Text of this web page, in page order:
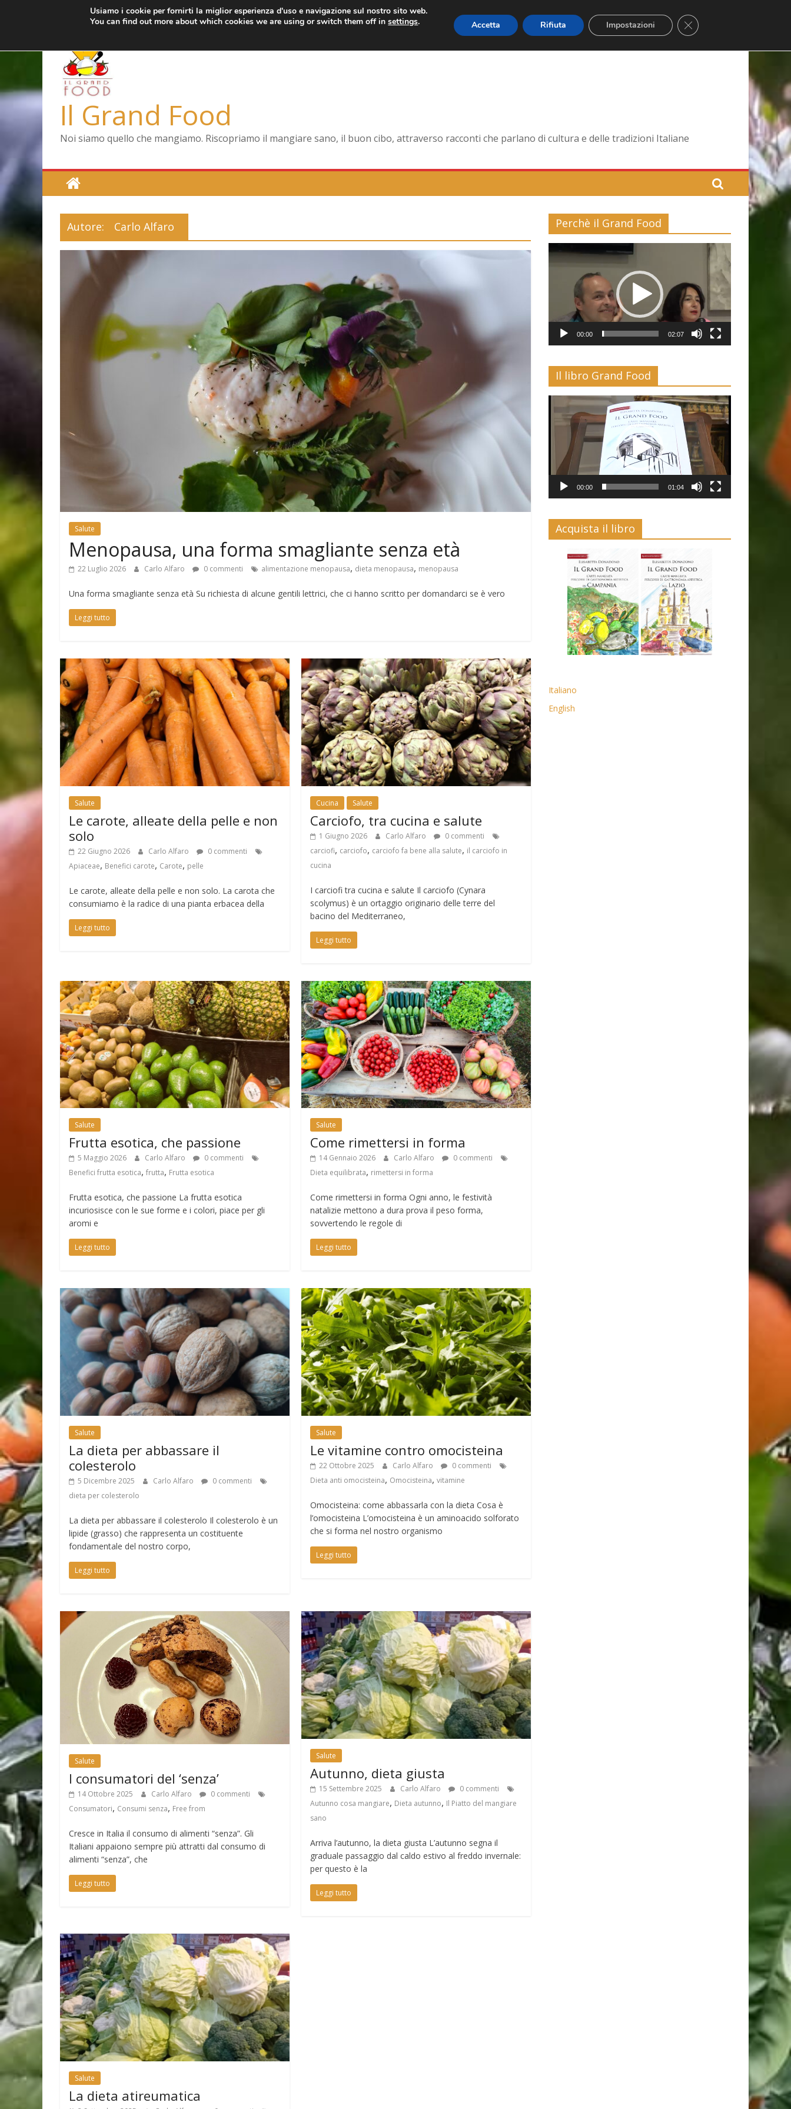
mercoledì, Agosto 5, 2026 Ultimo: Pizza a Corte
Menopausa, una forma smagliante senza età
Il Grand Food
Noi siamo quello che mangiamo. Riscopriamo il mangiare sano, il buon cibo, attraverso racconti che parlano di cultura e delle tradizioni Italiane
Autore: Carlo Alfaro
Salute
Menopausa, una forma smagliante senza età
22 Luglio 2026 Carlo Alfaro 0 commenti alimentazione menopausa, dieta menopausa, menopausa
Una forma smagliante senza età Su richiesta di alcune gentili lettrici, che ci hanno scritto per domandarci se è vero
Leggi tutto
Salute
Le carote, alleate della pelle e non
solo
22 Giugno 2026 Carlo Alfaro
0 commenti
Apiaceae, Benefici carote, Carote, pelle
Le carote, alleate della pelle e non solo. La carota che
consumiamo è la radice di una pianta erbacea della
Leggi tutto
Cucina Salute
Carciofo, tra cucina e salute
1 Giugno 2026 Carlo Alfaro
0 commenti
carciofi, carciofo, carciofo fa bene alla salute, il carciofo in
cucina
I carciofi tra cucina e salute Il carciofo (Cynara
scolymus) è un ortaggio originario delle terre del
bacino del Mediterraneo,
Leggi tutto
Salute
Frutta esotica, che passione
5 Maggio 2026 Carlo Alfaro
0 commenti
Benefici frutta esotica, frutta, Frutta esotica
Frutta esotica, che passione La frutta esotica
incuriosisce con le sue forme e i colori, piace per gli
aromi e
Leggi tutto
Salute
Come rimettersi in forma
14 Gennaio 2026 Carlo Alfaro
0 commenti
Dieta equilibrata, rimettersi in forma
Come rimettersi in forma Ogni anno, le festività
natalizie mettono a dura prova il peso forma,
sovvertendo le regole di
Leggi tutto
Salute
La dieta per abbassare il
colesterolo
5 Dicembre 2025 Carlo Alfaro
0 commenti
dieta per colesterolo
La dieta per abbassare il colesterolo Il colesterolo è un
lipide (grasso) che rappresenta un costituente
fondamentale del nostro corpo,
Leggi tutto
Salute
Le vitamine contro omocisteina
22 Ottobre 2025 Carlo Alfaro
0 commenti
Dieta anti omocisteina, Omocisteina,vitamine
Omocisteina: come abbassarla con la dieta Cosa è
l’omocisteina L’omocisteina è un aminoacido solforato
che si forma nel nostro organismo
Leggi tutto
Salute
I consumatori del ‘senza’
14 Ottobre 2025 Carlo Alfaro
0 commenti
Consumatori, Consumi senza, Free from
Cresce in Italia il consumo di alimenti “senza”. Gli
Italiani appaiono sempre più attratti dal consumo di
alimenti “senza”, che
Leggi tutto
Salute
Autunno, dieta giusta
15 Settembre 2025 Carlo Alfaro
0 commenti
Autunno cosa mangiare, Dieta autunno, Il Piatto del mangiare
sano
Arriva l’autunno, la dieta giusta L’autunno segna il
graduale passaggio dal caldo estivo al freddo invernale:
per questo è la
Leggi tutto
Salute
La dieta atireumatica
Perchè il Grand Food
Video
Player
00:00 02:07
Il libro Grand Food
Player
00:00 01:04
Acquista il libro
Italiano
English
Usiamo i cookie per fornirti la miglior esperienza d'uso e navigazione sul nostro sito web.
You can find out more about which cookies we are using or switch them off insettings. Accetta Rifiuta Impostazioni Close GDPR Cookie Banner